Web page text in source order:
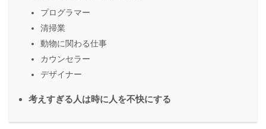
プログラマー
清掃業
動物に関わる仕事
カウンセラー
デザイナー
考えすぎる人は時に人を不快にする